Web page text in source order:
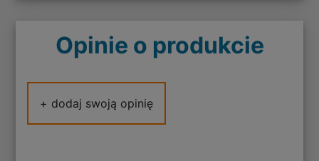
Opinie o produkcie
+ dodaj swoją opinię